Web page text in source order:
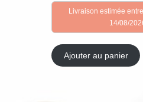
Livraison estimée
14/08/
Ajouter au panier